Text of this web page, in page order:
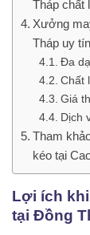
Tháp chất
Xưởng
Tháp uy
Đa
Chất
Giá
Dịch
Tham
kéo tại
Lợi ích khi
tại Đồng